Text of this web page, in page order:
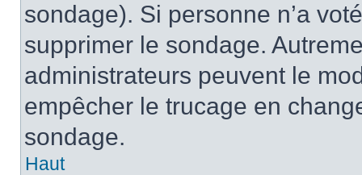
sondage). Si personne n’a
supprimer le sondage.
administrateurs peuvent le
empêcher le trucage en
sondage.
Haut